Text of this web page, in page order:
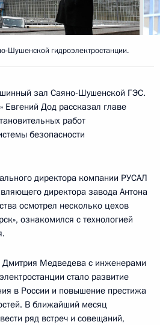
Шушенской гидроэлектростанции.
зал Саяно-Шушенской ГЭС.
Евгений Дод рассказал главе
работ
безопасности
директора компании РУСАЛ
директора завода Антона
осмотрел несколько цехов
ознакомился с технологией
Медведева с инженерами
стало развитие
в России и повышение престижа
В ближайший месяц
ряд встреч и совещаний,